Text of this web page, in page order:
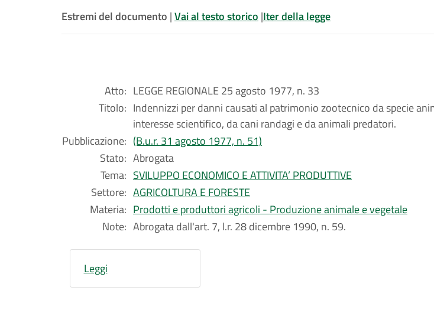
Estremi del documento |Vai al testo storico |Iter della legge
Atto: LEGGE REGIONALE 25 agosto 1977, n. 33
Titolo: Indennizzi per danni causati al patrimonio zootecnico da specie
interesse scientifico, da cani randagi e da animali predatori.
Pubblicazione: (B.u.r. 31 agosto 1977, n. 51)
Stato: Abrogata
Tema: SVILUPPO ECONOMICO E ATTIVITA’ PRODUTTIVE
Settore: AGRICOLTURA E FORESTE
Materia: Prodotti e produttori agricoli - Produzione animale e vegetale
Note: Abrogata dall'art. 7, l.r. 28 dicembre 1990, n. 59.
Leggi